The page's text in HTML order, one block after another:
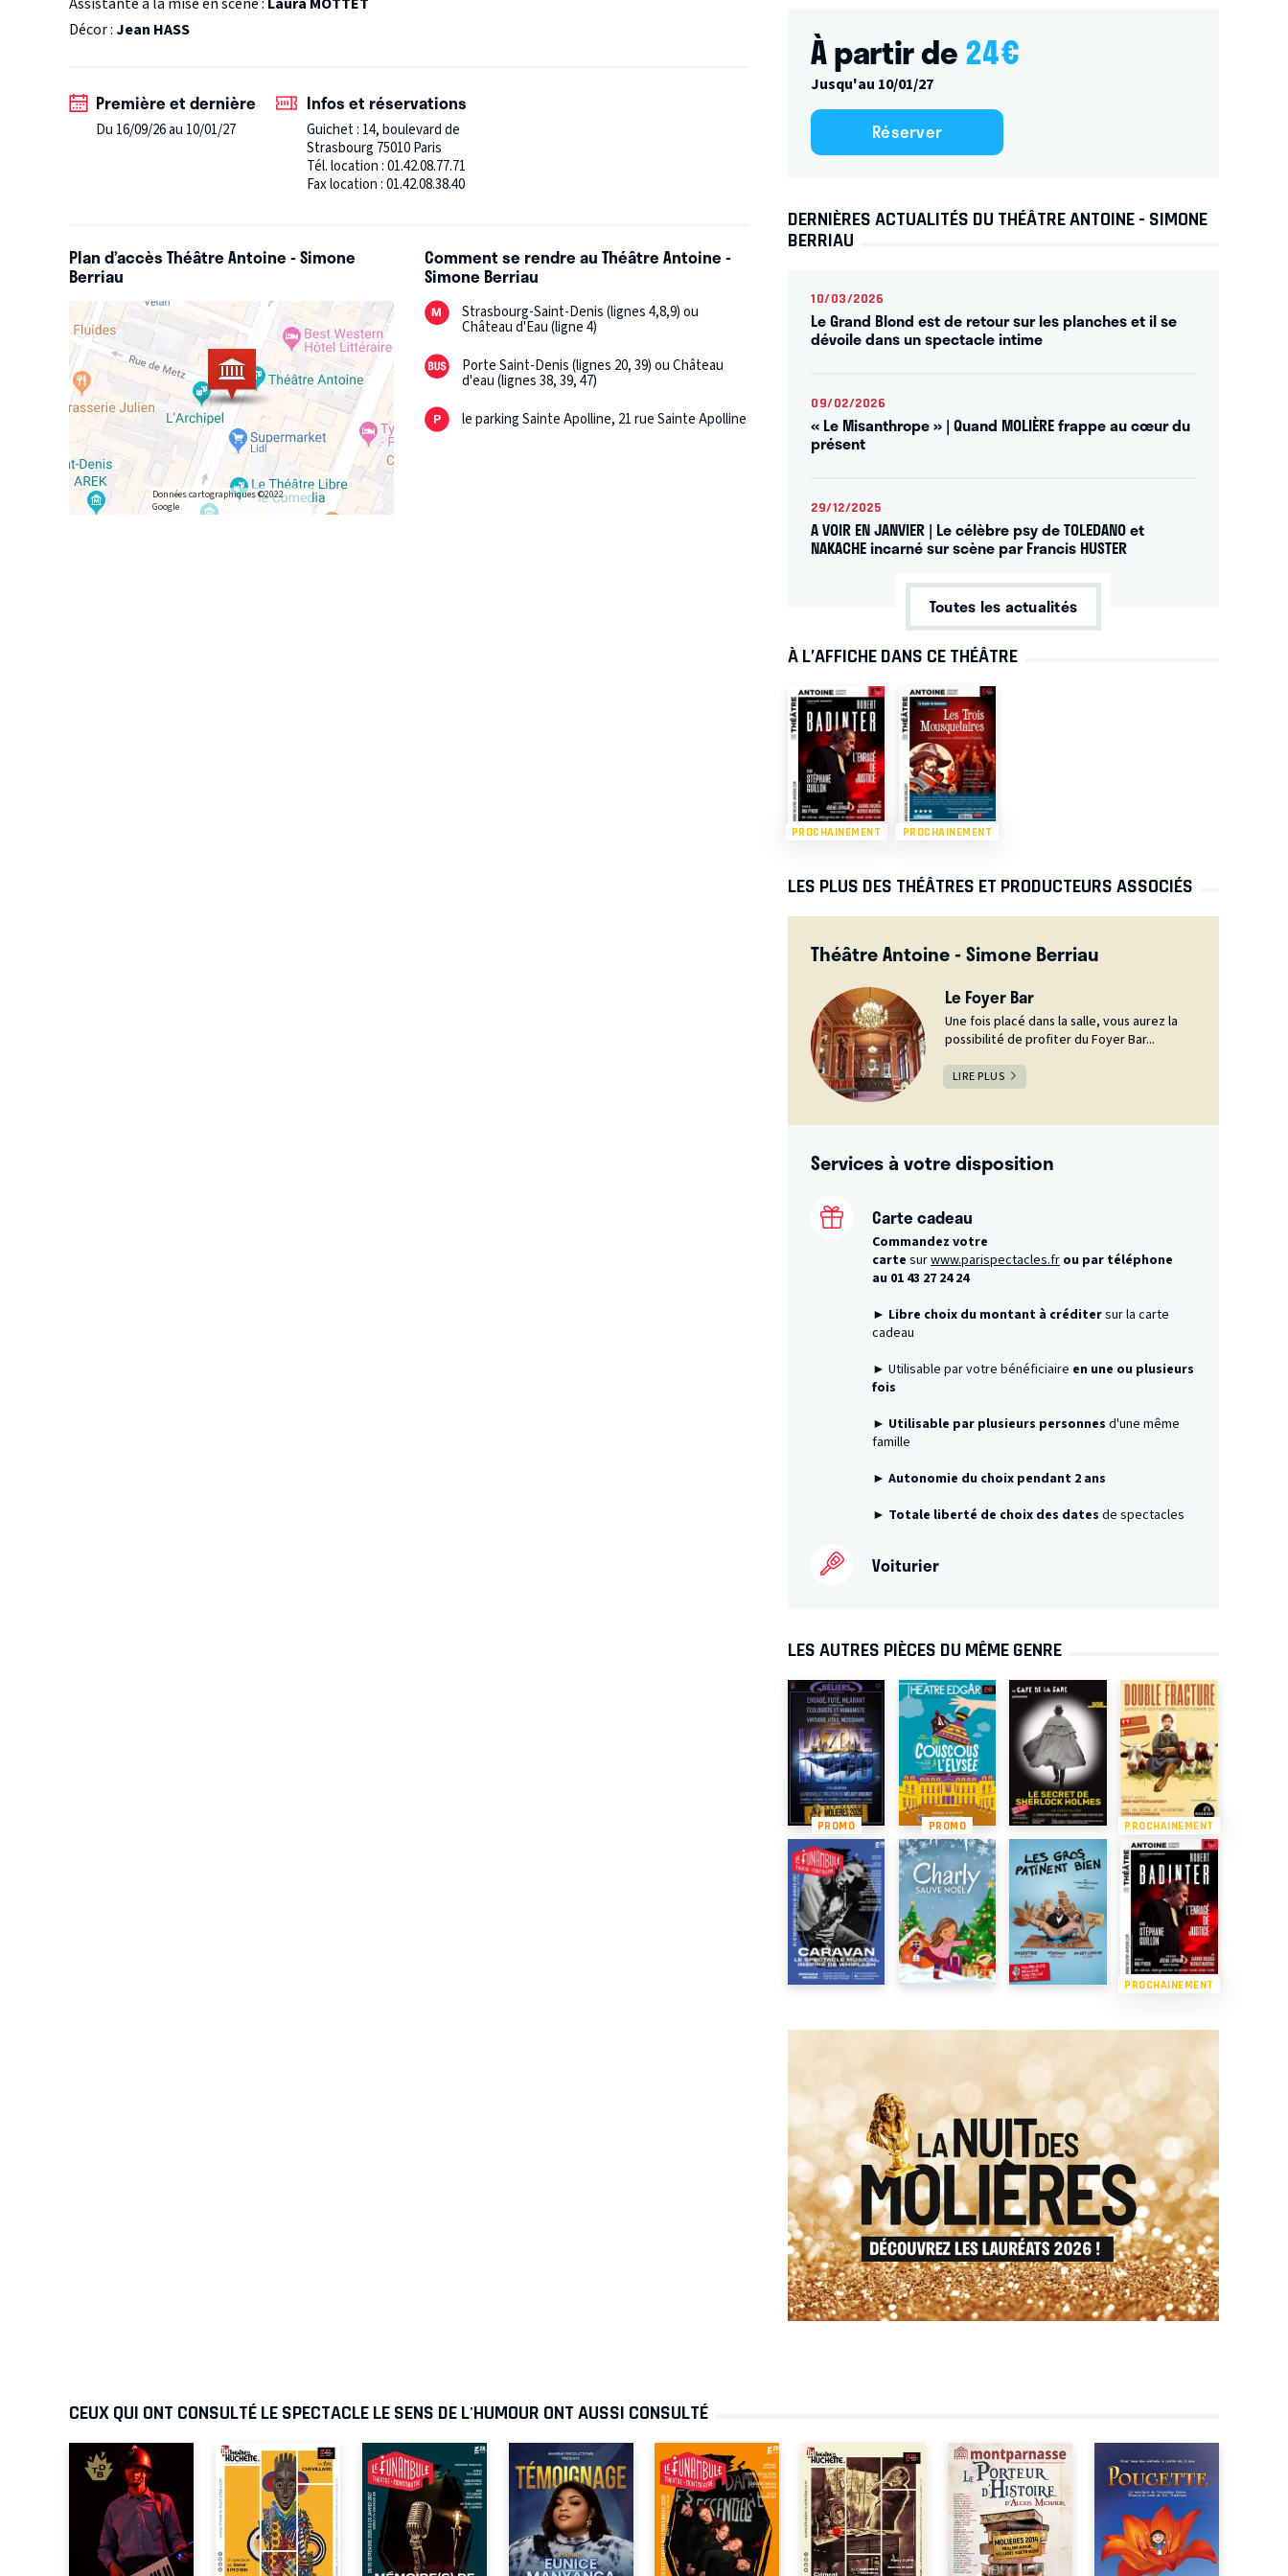
incontrôlables, la soirée bascule peu à peu dans un chaos jubilatoire.
plus entendre. On dit que le rire prolonge la vie… C’est vrai… Mais parfois, il peut aussi écourter
des dîners.
Décor :Jean HASS
Première et dernière
Du 16/09/26 au 10/01/27
Infos et réservations
Guichet : 14, boulevard de
Strasbourg 75010 Paris
Tél. location : 01.42.08.77.71
Fax location : 01.42.08.38.40
Plan d’accès Théâtre Antoine - Simone
Berriau
Données cartographiques ©2022
Google
Comment se rendre au Théâtre Antoine -
Simone Berriau
Strasbourg-Saint-Denis (lignes 4,8,9) ou
Château d'Eau (ligne 4)
Porte Saint-Denis (lignes 20, 39) ou Château
d'eau (lignes 38, 39, 47)
le parking Sainte Apolline, 21 rue Sainte Apolline
À partir de24€
Jusqu'au 10/01/27
Réserver
DERNIÈRES ACTUALITÉS DU THÉÂTRE ANTOINE - SIMONE
BERRIAU
10/03/2026
Le Grand Blond est de retour sur les planches et il se
dévoile dans un spectacle intime
09/02/2026
« Le Misanthrope » | Quand MOLIÈRE frappe au cœur du
présent
29/12/2025
A VOIR EN JANVIER | Le célèbre psy de TOLEDANO et
NAKACHE incarné sur scène par Francis HUSTER
Toutes les actualités
À L’AFFICHE DANS CE THÉÂTRE
PROCHAINEMENT PROCHAINEMENT
LES PLUS DES THÉÂTRES ET PRODUCTEURS ASSOCIÉS
Théâtre Antoine - Simone Berriau
Le Foyer Bar
Une fois placé dans la salle, vous aurez la
possibilité de profiter du Foyer Bar...
LIRE PLUS
Services à votre disposition
Carte cadeau
Commandez votre
carte surwww.parispectacles.frou par téléphone
au 01 43 27 24 24
► Libre choix du montant à créditersur la carte
cadeau
► Utilisable par votre bénéficiaire en une ou plusieurs
fois
► Utilisable par plusieurs personnes d'une même
famille
► Autonomie du choix pendant 2 ans
► Totale liberté de choix des dates de spectacles
Voiturier
LES AUTRES PIÈCES DU MÊME GENRE
PROMO PROMO PROCHAINEMENT
PROCHAINEMENT
CEUX QUI ONT CONSULTÉ LE SPECTACLE LE SENS DE L'HUMOUR ONT AUSSI CONSULTÉ